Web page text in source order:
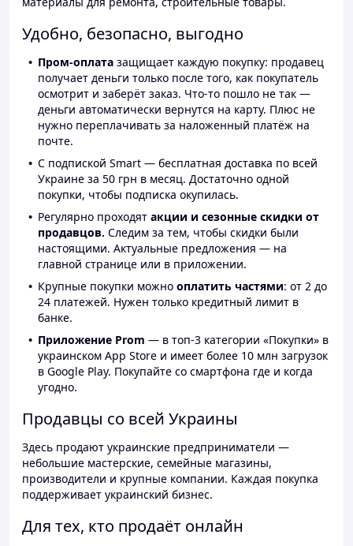
Удобно, безопасно, выгодно
Пром-оплата защищает каждую покупку: продавец
получает деньги только после того, как покупатель
осмотрит и заберёт заказ. Что-то пошло не так —
деньги автоматически вернутся на карту. Плюс не
нужно переплачивать за наложенный платёж на
почте.
С подпиской Smart — бесплатная доставка по всей
Украине за 50 грн в месяц. Достаточно одной
покупки, чтобы подписка окупилась.
Регулярно проходят акции и сезонные скидки от
продавцов. Следим за тем, чтобы скидки были
настоящими. Актуальные предложения — на
главной странице или в приложении.
Крупные покупки можно оплатить частями: от 2 до
24 платежей. Нужен только кредитный лимит в
банке.
Приложение Prom — в топ-3 категории «Покупки» в
украинском App Store и имеет более 10 млн загрузок
в Google Play. Покупайте со смартфона где и когда
угодно.
Продавцы со всей Украины
Здесь продают украинские предприниматели —
небольшие мастерские, семейные магазины,
производители и крупные компании. Каждая покупка
поддерживает украинский бизнес.
Для тех, кто продаёт онлайн